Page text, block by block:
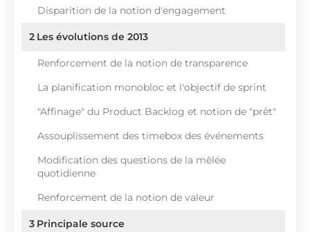
Disparition de la notion d'engagement
2 Les évolutions de 2013
Renforcement de la notion de transparence
La planification monobloc et l'objectif de sprint
"Affinage" du Product Backlog et notion de "prêt"
Assouplissement des timebox des événements
Modification des questions de la mêlée
quotidienne
Renforcement de la notion de valeur
3 Principale source